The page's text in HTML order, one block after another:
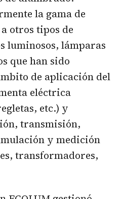
la gama de
otros tipos de
luminosos, lámparas
que han sido
de aplicación del
eléctrica
etc.) y
transmisión,
y medición
transformadores,